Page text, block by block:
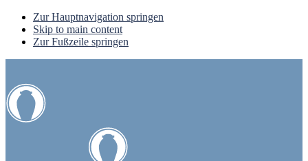
Zur Hauptnavigation springen
Skip to main content
Zur Fußzeile springen